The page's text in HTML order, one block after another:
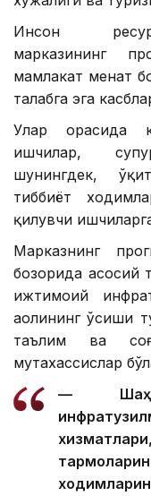
Инсон
марказининг
мамлакат меҳнат
талабга эга
Улар орасида
ишчилар,
шунингдек,
тиббиёт
қилувчи
Марказнинг
бозорида асосий
ижтимоий
аҳолининг ўсиши
таълим ва
мутахассислар
—